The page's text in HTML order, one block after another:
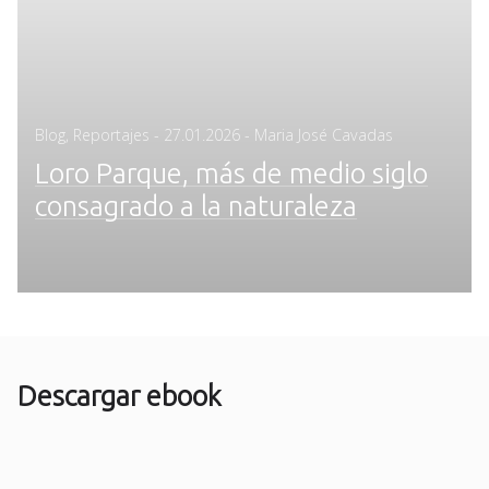
Blog Reportajes - Posted
27.01.2026 - Maria José Cavadas
Loro Parque, más de medio siglo
consagrado a la naturaleza
Descargar ebook